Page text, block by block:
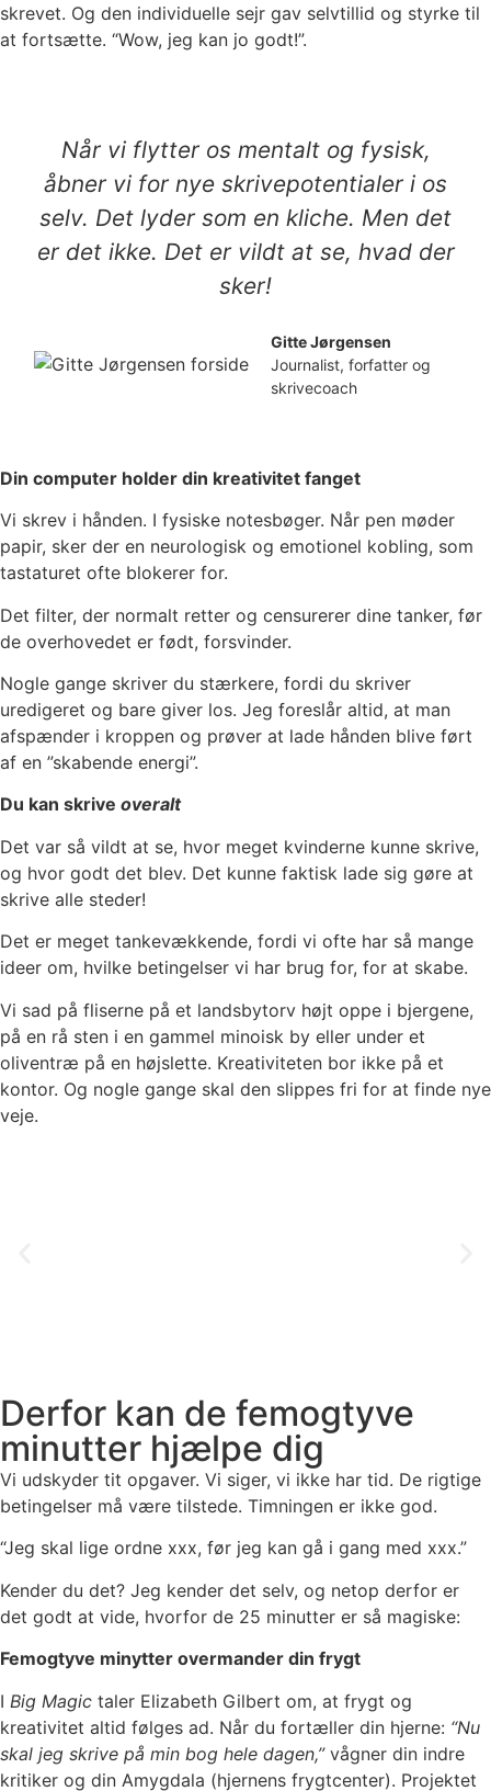
skrevet. Og den individuelle sejr gav selvtillid og styrke til
at fortsætte. “Wow, jeg kan jo godt!”.
Når vi flytter os mentalt og fysisk,
åbner vi for nye skrivepotentialer i os
selv. Det lyder som en kliche. Men det
er det ikke. Det er vildt at se, hvad der
sker!
Gitte Jørgensen
Journalist, forfatter og
skrivecoach
Din computer holder din kreativitet fanget
Vi skrev i hånden. I fysiske notesbøger. Når pen møder
papir, sker der en neurologisk og emotionel kobling, som
tastaturet ofte blokerer for.
Det filter, der normalt retter og censurerer dine tanker, før
de overhovedet er født, forsvinder.
Nogle gange skriver du stærkere, fordi du skriver
uredigeret og bare giver los. Jeg foreslår altid, at man
afspænder i kroppen og prøver at lade hånden blive ført
af en ”skabende energi”.
Du kan skrive overalt
Det var så vildt at se, hvor meget kvinderne kunne skrive,
og hvor godt det blev. Det kunne faktisk lade sig gøre at
skrive alle steder!
Det er meget tankevækkende, fordi vi ofte har så mange
ideer om, hvilke betingelser vi har brug for, for at skabe.
Vi sad på fliserne på et landsbytorv højt oppe i bjergene,
på en rå sten i en gammel minoisk by eller under et
oliventræ på en højslette. Kreativiteten bor ikke på et
kontor. Og nogle gange skal den slippes fri for at finde nye
veje.
Derfor kan de femogtyve
minutter hjælpe dig
Vi udskyder tit opgaver. Vi siger, vi ikke har tid. De rigtige
betingelser må være tilstede. Timningen er ikke god.
“Jeg skal lige ordne xxx, før jeg kan gå i gang med xxx.”
Kender du det? Jeg kender det selv, og netop derfor er
det godt at vide, hvorfor de 25 minutter er så magiske:
Femogtyve minytter overmander din frygt
I Big Magic taler Elizabeth Gilbert om, at frygt og
kreativitet altid følges ad. Når du fortæller din hjerne: “Nu
skal jeg skrive på min bog hele dagen,”vågner din indre
kritiker og din Amygdala (hjernens frygtcenter). Projektet